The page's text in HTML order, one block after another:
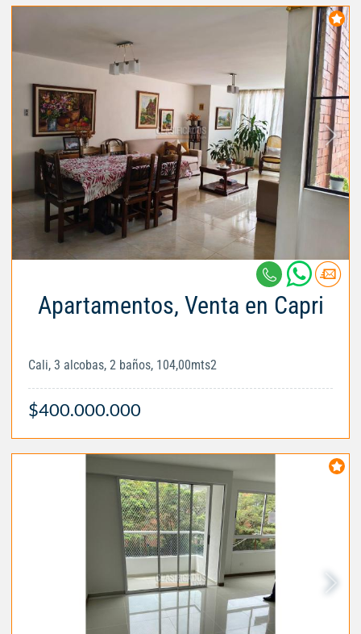
Apartamentos, Venta en Capri
Cali, 3 alcobas, 2 baños, 104,00mts2
$400.000.000